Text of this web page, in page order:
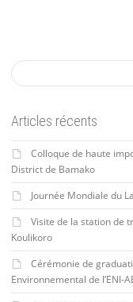
Articles récents
Colloque de haute
District de Bamako
Journée Mondiale du
Visite de la station de
Koulikoro
Cérémonie de
Environnemental de l’ENI-